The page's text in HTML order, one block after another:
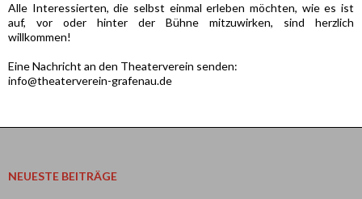
Alle Interessierten, die selbst einmal erleben möchten, wie es ist
auf, vor oder hinter der Bühne mitzuwirken, sind herzlich
willkommen!
Eine Nachricht an den Theaterverein senden:
info@theaterverein-grafenau.de
NEUESTE BEITRÄGE